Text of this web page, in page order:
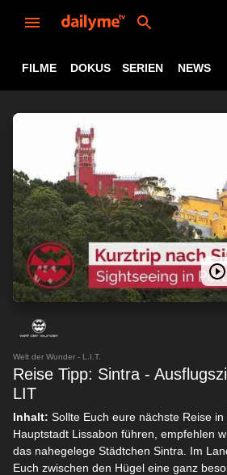
FILME DOKUS SERIEN NEWS
Welt der Wunder - L.I.T.
Reise Tipp: Sintra -
LIT
Inhalt: Sollte Euch eure nächste Reise
Hauptstadt Lissabon führen, empfehlen
das nahegelege Städtchen Sintra. Im
Euch zwischen den Hügel eine ganz